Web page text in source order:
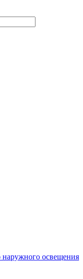
освещения